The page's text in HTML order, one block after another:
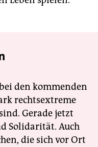
den kommenden
rechtsextreme
Gerade jetzt
Solidarität. Auch
die sich vor Ort